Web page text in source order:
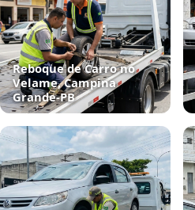
Reboque de Carro no
Velame, Campina
Grande‑PB